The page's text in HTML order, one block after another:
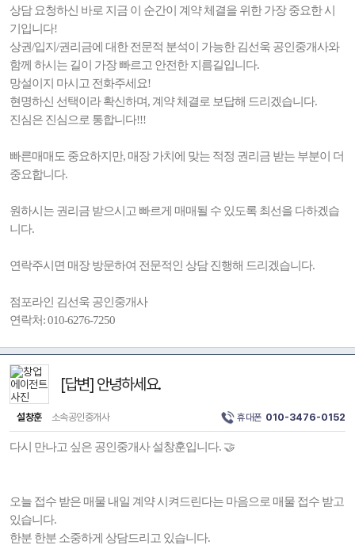
상담 요청하신 바로 지금 이 순간이 계약 체결을 위한 가장 중요한 시
기입니다!
상권/입지/권리금에 대한 전문적 분석이 가능한 김선욱 공인중개사와
함께 하시는 길이 가장 빠르고 안전한 지름길입니다.
망설이지 마시고 전화주세요!
현명하신 선택이라 확신하며, 계약 체결로 보답해 드리겠습니다.
진심은 진심으로 통합니다!!!
빠른매매도 중요하지만, 매장 가치에 맞는 적정 권리금 받는 부분이 더
중요합니다.
원하시는 권리금 받으시고 빠르게 매매될 수 있도록 최선을 다하겠습
니다.
연락주시면 매장 방문하여 전문적인 상담 진행해 드리겠습니다.
점포라인 김선욱 공인중개사
연락처: 010-6276-7250
[답변] 안녕하세요.
설창훈 소속공인중개사 휴대폰 010-3476-0152
다시 만나고 싶은 공인중개사 설창훈입니다. 🤝
오늘 접수 받은 매물 내일 계약 시켜드린다는 마음으로 매물 접수 받고
있습니다.
한분 한분 소중하게 상담드리고 있습니다.